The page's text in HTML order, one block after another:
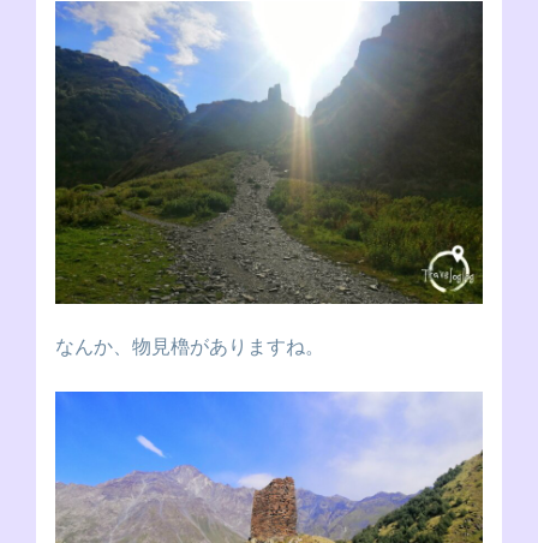
なんか、物見櫓がありますね。